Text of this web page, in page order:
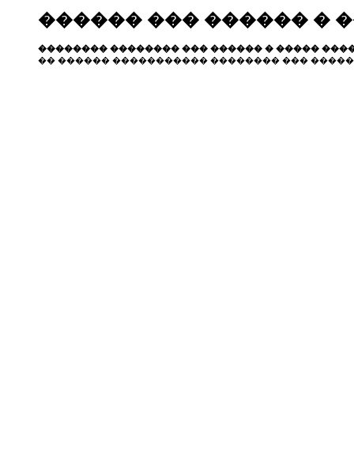
������ ��� ������ �
�������� �������� ��� ������ � �����
�� ������ ����������� �������� ���